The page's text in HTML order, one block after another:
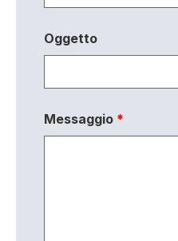
Oggetto
Messaggio *